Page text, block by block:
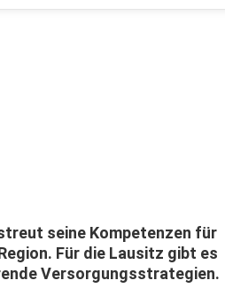
seine Kompetenzen für
Für die Lausitz gibt es
Versorgungsstrategien.